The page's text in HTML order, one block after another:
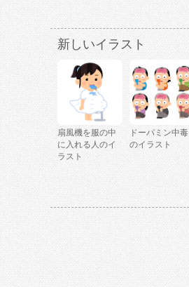
新しいイラスト
扇風機を服の中
に入れる人のイ
ラスト
ドーパミン中毒
のイラスト